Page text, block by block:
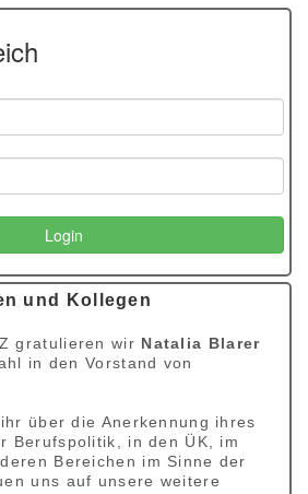
und Kollegen
gratulieren wir Natalia Blarer
in den Vorstand von
über die Anerkennung ihres
Berufspolitik, in den ÜK, im
Bereichen im Sinne der
uns auf unsere weitere